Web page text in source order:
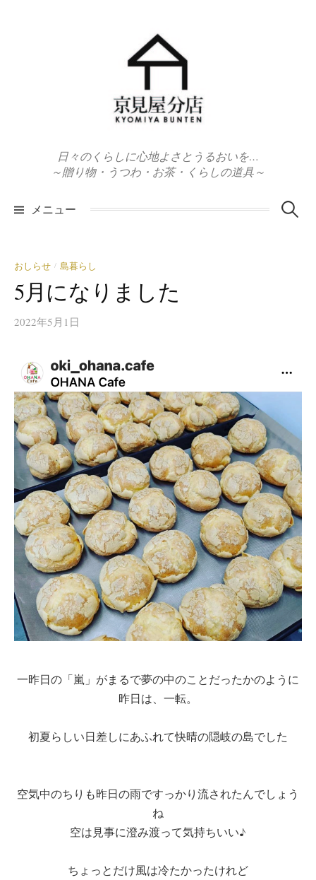
日々のくらしに心地よさとうるおいを…
～贈り物・うつわ・お茶・くらしの道具～
メニュー 検
おしらせ / 島暮らし
5月になりました
2022年5月1日
一昨日の「嵐」がまるで夢の中のことだったかのように
昨日は、一転。
初夏らしい日差しにあふれて快晴の隠岐の島でした
空気中のちりも昨日の雨ですっかり流されたんでしょう
ね
空は見事に澄み渡って気持ちいい♪
ちょっとだけ風は冷たかったけれど